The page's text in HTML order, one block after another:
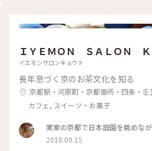
ったりと 優雅に過ごせる お茶じ
化財 #北浜カフェ#大阪カフェ#はじめての
稿#大阪のおいしいもん #ことり
ＩＹＥＭＯＮ ＳＡＬＯＮ
伊右衛門サロン京都
イエモンサロンキョウト
長年息づく京のお茶文化を知る
京都駅・河原町・京都御所・四条・壬
カフェ, スイーツ・お菓子
実家の京都で日本庭園を眺めな
2018.09.15